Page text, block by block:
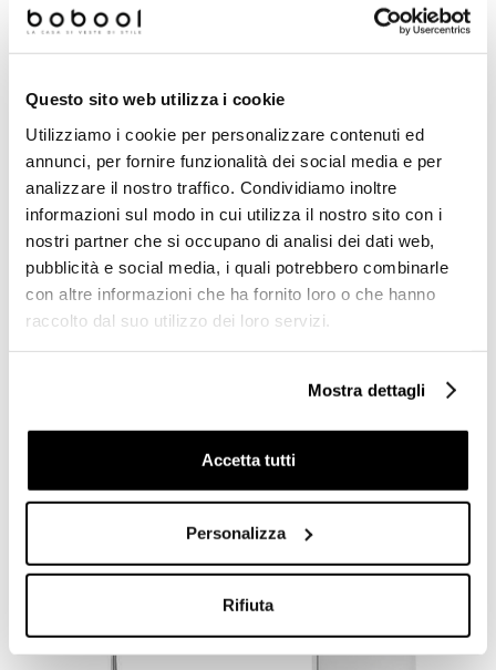
Questo sito web utilizza i cookie
Utilizziamo i cookie per personalizzare contenuti ed
annunci, per fornire funzionalità dei social media e per
analizzare il nostro traffico. Condividiamo inoltre
informazioni sul modo in cui utilizza il nostro sito con i
nostri partner che si occupano di analisi dei dati web,
pubblicità e social media, i quali potrebbero combinarle
con altre informazioni che ha fornito loro o che hanno
raccolto dal suo utilizzo dei loro servizi.
Mostra dettagli
Accetta tutti
Personalizza
Rifiuta
€ 283,04 € 169,90 € 118,34 € 78,00